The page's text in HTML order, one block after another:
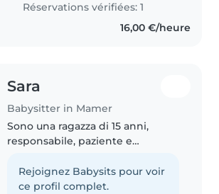
Réservations vérifiées: 1
16,00 €/heure
Sara
Babysitter in Mamer
Sono una ragazza di 15 anni,
responsabile, paziente e
francese, inglese e italiano. Ho
già 1 anno di esperienza nel
Rejoignez Babysits pour voir
ce profil complet.